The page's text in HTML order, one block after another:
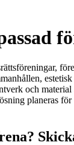
och
planeras